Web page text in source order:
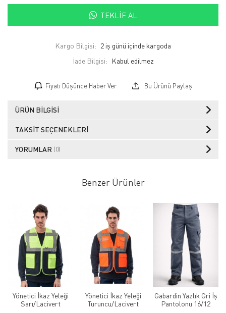
TEKLIF AL
Kargo Bilgisi: 2 iş günü içinde kargoda
İade Bilgisi:
Fiyatı Düşünce Haber Ver Bu Ürünü Paylaş
ÜRÜN BILGISI
TAKSIT SEÇENEKLERI
YORUMLAR (0)
Benzer Ürünler
Yönetici İkaz Yeleği
Sarı/Lacivert
Yönetici İkaz Yeleği
Turuncu/Lacivert
Gabardin Yazlık Gri İş
Pantolonu 16/12